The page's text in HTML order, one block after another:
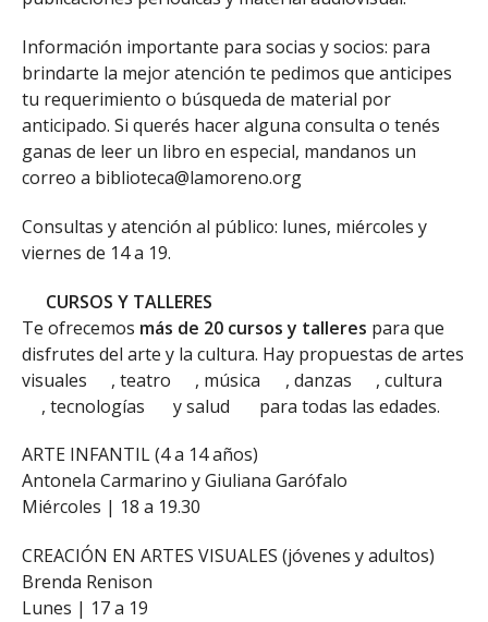
Información importante para socias y socios: para
brindarte la mejor atención te pedimos que anticipes
tu requerimiento o búsqueda de material por
anticipado. Si querés hacer alguna consulta o tenés
ganas de leer un libro en especial, mandanos un
correo a biblioteca@lamoreno.org
Consultas y atención al público: lunes, miércoles y
viernes de 14 a 19.
CURSOS Y TALLERES
Te ofrecemos más de 20 cursos y talleres para que
disfrutes del arte y la cultura. Hay propuestas de artes
visuales
, teatro , música , danzas
, cultura
, tecnologías
y salud para todas las edades.
ARTE INFANTIL (4 a 14 años)
Antonela Carmarino y Giuliana Garófalo
Miércoles | 18 a 19.30
CREACIÓN EN ARTES VISUALES (jóvenes y adultos)
Brenda Renison
Lunes | 17 a 19